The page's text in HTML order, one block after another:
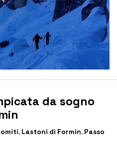
da sogno
, Lastoni di Formin, Passo